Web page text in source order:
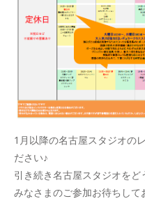
1月以降の名古屋スタジオの
ださい♪
引き続き名古屋スタジオをど
みなさまのご参加お待ちして